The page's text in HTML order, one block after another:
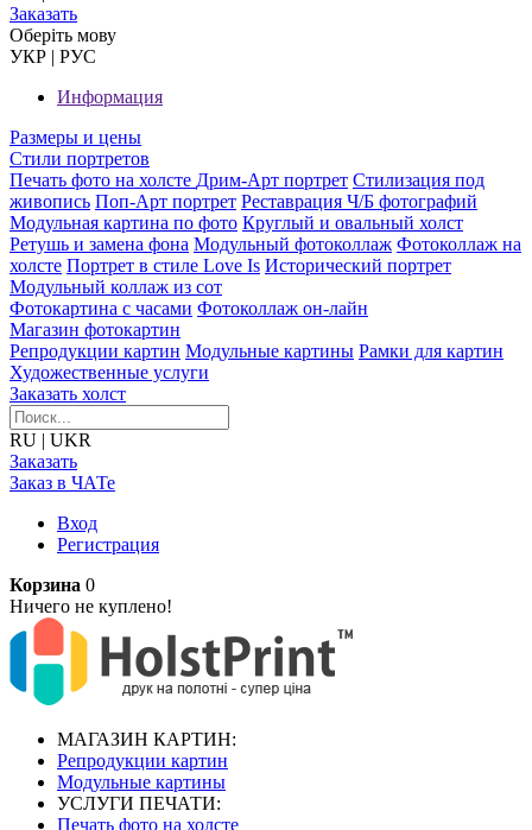
Заказать
Оберiть мову
УКР | РУС
Информация
Размеры и цены
Стили портретов
Печать фото на холсте Дрим-Арт портрет Стилизация под
живопись Поп-Арт портрет Реставрация Ч/Б фотографий
Модульная картина по фото Круглый и овальный холст
Ретушь и замена фона Модульный фотоколлаж Фотоколлаж на
холсте Портрет в стиле Love Is Исторический портрет
Модульный коллаж из сот
Фотокартина с часами Фотоколлаж он-лайн
Магазин фотокартин
Репродукции картин Модульные картины Рамки для картин
Художественные услуги
Заказать холст
RU | UKR
Заказать
Заказ в ЧАТе
Вход
Регистрация
Корзина 0
Ничего не куплено!
МАГАЗИН КАРТИН:
Репродукции картин
Модульные картины
УСЛУГИ ПЕЧАТИ:
Печать фото на холсте